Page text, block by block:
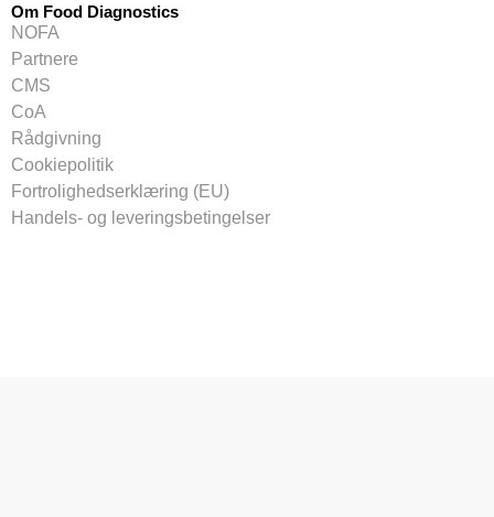
Om Food Diagnostics
NOFA
Partnere
CMS
CoA
Rådgivning
Cookiepolitik
Fortrolighedserklæring (EU)
Handels- og leveringsbetingelser